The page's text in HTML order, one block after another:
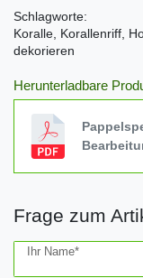
Schlagworte:
Koralle, Korallenriff,
dekorieren
Herunterladbare
Frage zum
Ihr Name*